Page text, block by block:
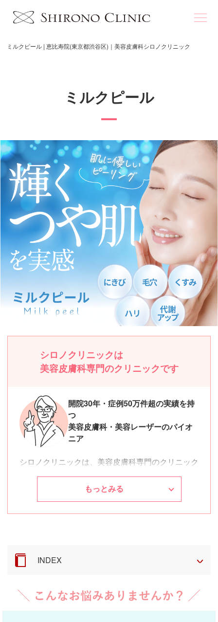
ミルクピール | 恵比寿院(東京都渋谷区)｜美容皮膚科シロノクリニック
ミルクピール
シロノクリニックは
美容皮膚科専門のクリニックです
開院30年・症例50万件超の実績を持
つ
美容皮膚科・美容レーザーのパイオ
ニア
シロノクリニックは、美容皮膚科専門のクリニック
です。美しく年を重ねていきたいと強く願う患者さ
まへ専門的な立場から「患者さまの幸せ」を応援し
ます。肌の色素、肌の構造、肌の質感における全て
のお悩みの解決に伴走いたします。
き、プライベートに仕事に、より前向きに取り組め
るよう、みなさまのご要望を叶えるため、効果的な
ずは私たちにご相談ください。これからのお肌との
シロノクリニックについて詳しく知る
シロノクリニックの医師一覧
もっとみる
INDEX